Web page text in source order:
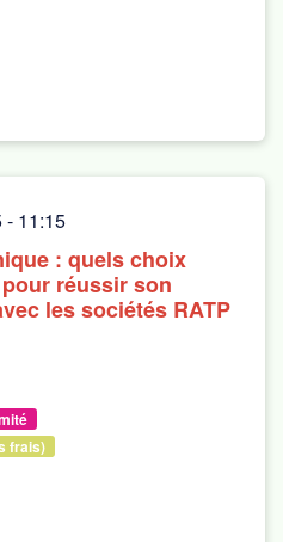
- 11:15
: quels choix
réussir son
les sociétés RATP
frais)